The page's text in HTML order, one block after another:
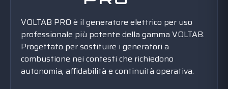
VOLTAB PRO è il generatore elettrico per uso
professionale più potente della gamma VOLTAB.
Progettato per sostituire i generatori a
combustione nei contesti che richiedono
autonomia, affidabilità e continuità operativa.